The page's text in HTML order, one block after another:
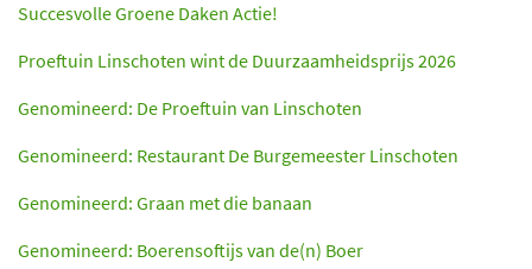
Succesvolle Groene Daken Actie!
Proeftuin Linschoten wint de Duurzaamheidsprijs 2026
Genomineerd: De Proeftuin van Linschoten
Genomineerd: Restaurant De Burgemeester Linschoten
Genomineerd: Graan met die banaan
Genomineerd: Boerensoftijs van de(n) Boer